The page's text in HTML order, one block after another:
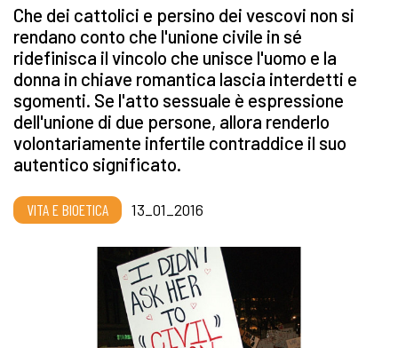
Che dei cattolici e persino dei vescovi non si
rendano conto che l'unione civile in sé
ridefinisca il vincolo che unisce l'uomo e la
donna in chiave romantica lascia interdetti e
sgomenti. Se l'atto sessuale è espressione
dell'unione di due persone, allora renderlo
volontariamente infertile contraddice il suo
autentico significato.
VITA E BIOETICA 13_01_2016